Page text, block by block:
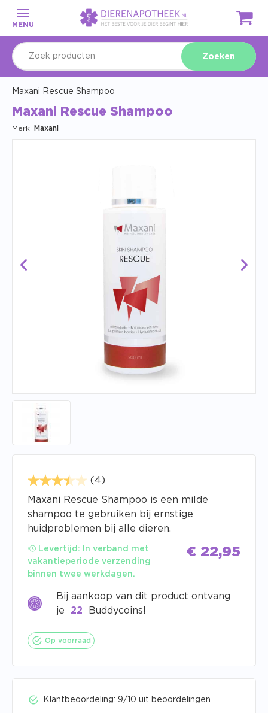
MENU
Zoeken
Maxani Rescue Shampoo
Maxani Rescue Shampoo
Merk: Maxani
(4)
Maxani Rescue Shampoo is een milde
shampoo te gebruiken bij ernstige
huidproblemen bij alle dieren.
€ 22,95
Levertijd:
In verband met
vakantieperiode verzending
binnen twee werkdagen.
Bij aankoop van dit product ontvang
je
22 Buddycoins!
Op voorraad
Klantbeoordeling: 9/10 uit beoordelingen